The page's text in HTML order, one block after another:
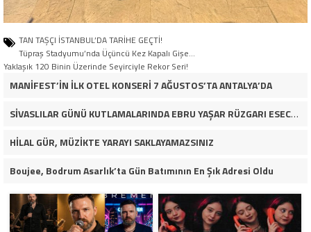
TAN TAŞÇI İSTANBUL’DA TARİHE GEÇTİ!
Tüpraş Stadyumu’nda Üçüncü Kez Kapalı Gişe…
Yaklaşık 120 Binin Üzerinde Seyirciyle Rekor Seri!
MANİFEST’İN İLK OTEL KONSERİ 7 AĞUSTOS’TA ANTALYA’DA
SİVASLILAR GÜNÜ KUTLAMALARINDA EBRU YAŞAR RÜZGARI ESECEK!
HİLAL GÜR, MÜZİKTE YARAYI SAKLAYAMAZSINIZ
Boujee, Bodrum Asarlık’ta Gün Batımının En Şık Adresi Oldu